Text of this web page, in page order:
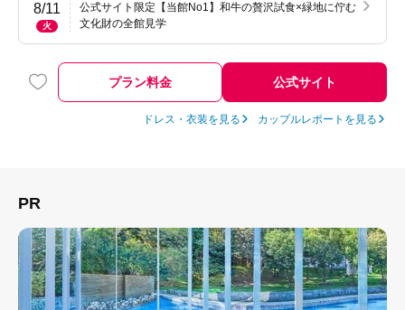
8/11
火
公式サイト限定【当館No1】和牛の贅沢試食×緑地に佇む
文化財の全館見学
プラン料金 公式サイト
ドレス・衣装を見る カップルレポートを見る
PR